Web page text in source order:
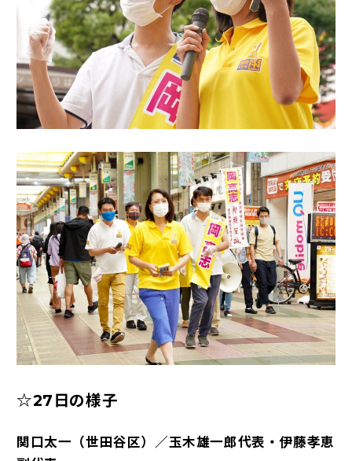
☆27日の様子
関口太一（世田谷区）／玉木雄一郎代表・伊藤孝恵